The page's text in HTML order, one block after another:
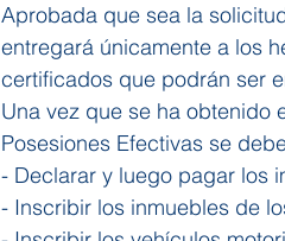
Aprobada que sea la
entregará únicamente a los
certificados que podrán ser
Una vez que se ha obtenido
Posesiones Efectivas se
- Declarar y luego pagar los
- Inscribir los inmuebles de